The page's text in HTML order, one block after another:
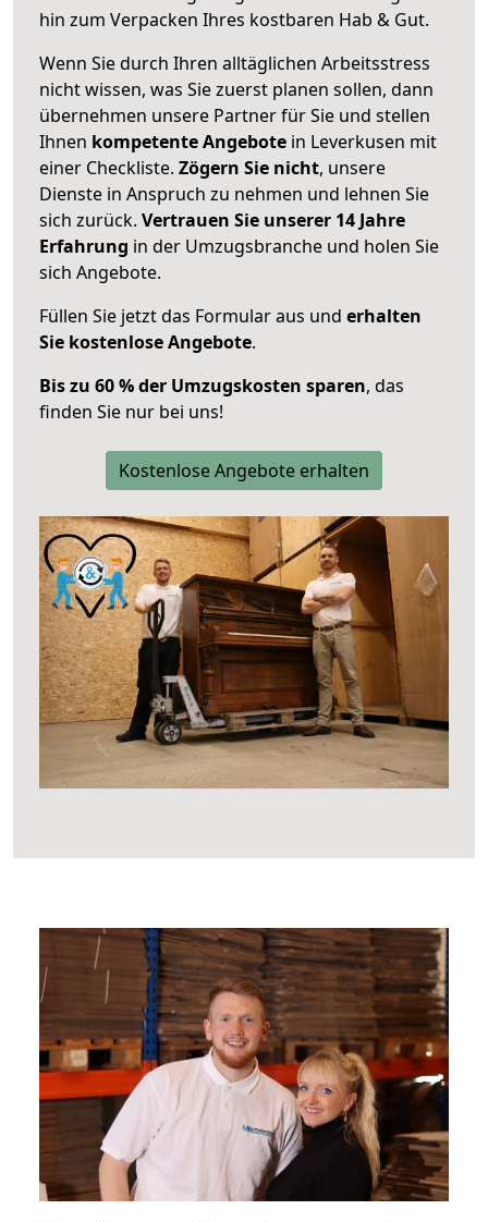
hin zum Verpacken Ihres kostbaren Hab & Gut.
Wenn Sie durch Ihren alltäglichen Arbeitsstress
nicht wissen, was Sie zuerst planen sollen, dann
übernehmen unsere Partner für Sie und stellen
Ihnen kompetente Angebote in Leverkusen mit
einer Checkliste. Zögern Sie nicht, unsere
Dienste in Anspruch zu nehmen und lehnen Sie
sich zurück. Vertrauen Sie unserer 14 Jahre
Erfahrung in der Umzugsbranche und holen Sie
sich Angebote.
Füllen Sie jetzt das Formular aus und erhalten
Sie kostenlose Angebote.
Bis zu 60 % der Umzugskosten sparen, das
finden Sie nur bei uns!
Kostenlose Angebote erhalten